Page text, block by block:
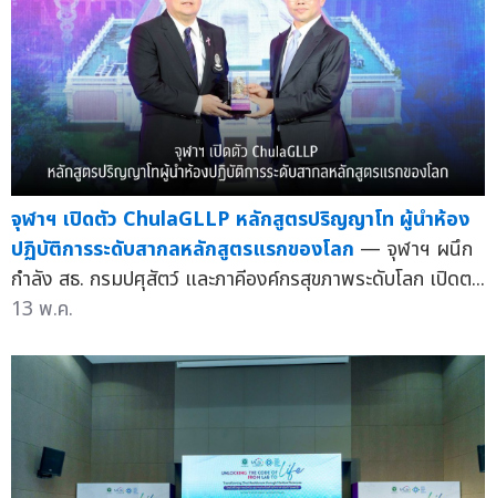
จุฬาฯ เปิดตัว ChulaGLLP หลักสูตรปริญญาโท ผู้นำห้อง
ปฏิบัติการระดับสากลหลักสูตรแรกของโลก — จุฬาฯ ผนึก
กำลัง สธ. กรมปศุสัตว์ และภาคีองค์กรสุขภาพระดับโลก เปิดต...
13 พ.ค.